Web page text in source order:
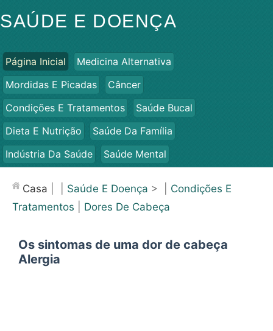
SAÚDE E DOENÇA
Página Inicial
Medicina Alternativa
Mordidas E Picadas
Câncer
Condições E Tratamentos
Saúde Bucal
Dieta E Nutrição
Saúde Da Família
Indústria Da Saúde
Saúde Mental
Saúde
Casa Saúde E Doença > | Condições E
Tratamentos
Dores De Cabeça
Os sintomas de uma dor de cabeça
Alergia